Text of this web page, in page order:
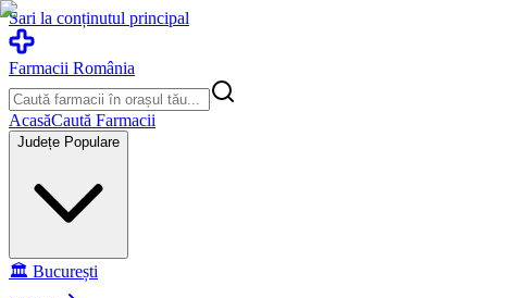
Sari la conținutul principal
Farmacii România
AcasăCaută Farmacii
Județe Populare
🏛️ București